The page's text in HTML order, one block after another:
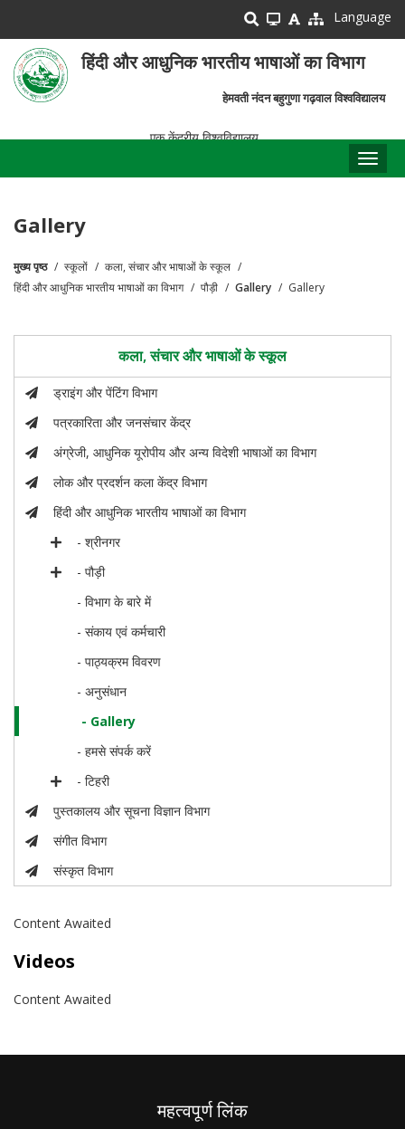
main
content
Language
हिंदी और आधुनिक भारतीय भाषाओं का विभाग
हेमवती नंदन बहुगुणा गढ़वाल विश्वविद्यालय
एक केंद्रीय विश्वविद्यालय
Gallery
पग
मुख्य पृष्ठ स्कूलों
कला, संचार और भाषाओं के स्कूल
हिंदी और आधुनिक भारतीय भाषाओं का विभाग
पौड़ी Gallery Gallery
कला, संचार और भाषाओं के स्कूल
ड्राइंग और पेंटिंग विभाग
पत्रकारिता और जनसंचार केंद्र
अंग्रेजी, आधुनिक यूरोपीय और अन्य विदेशी भाषाओं का विभाग
लोक और प्रदर्शन कला केंद्र विभाग
हिंदी और आधुनिक भारतीय भाषाओं का विभाग
- श्रीनगर
- पौड़ी
- विभाग के बारे में
- संकाय एवं कर्मचारी
- पाठ्यक्रम विवरण
- अनुसंधान
- Gallery
- हमसे संपर्क करें
- टिहरी
पुस्तकालय और सूचना विज्ञान विभाग
संगीत विभाग
संस्कृत विभाग
Content Awaited
Videos
Content Awaited
महत्वपूर्ण लिंक